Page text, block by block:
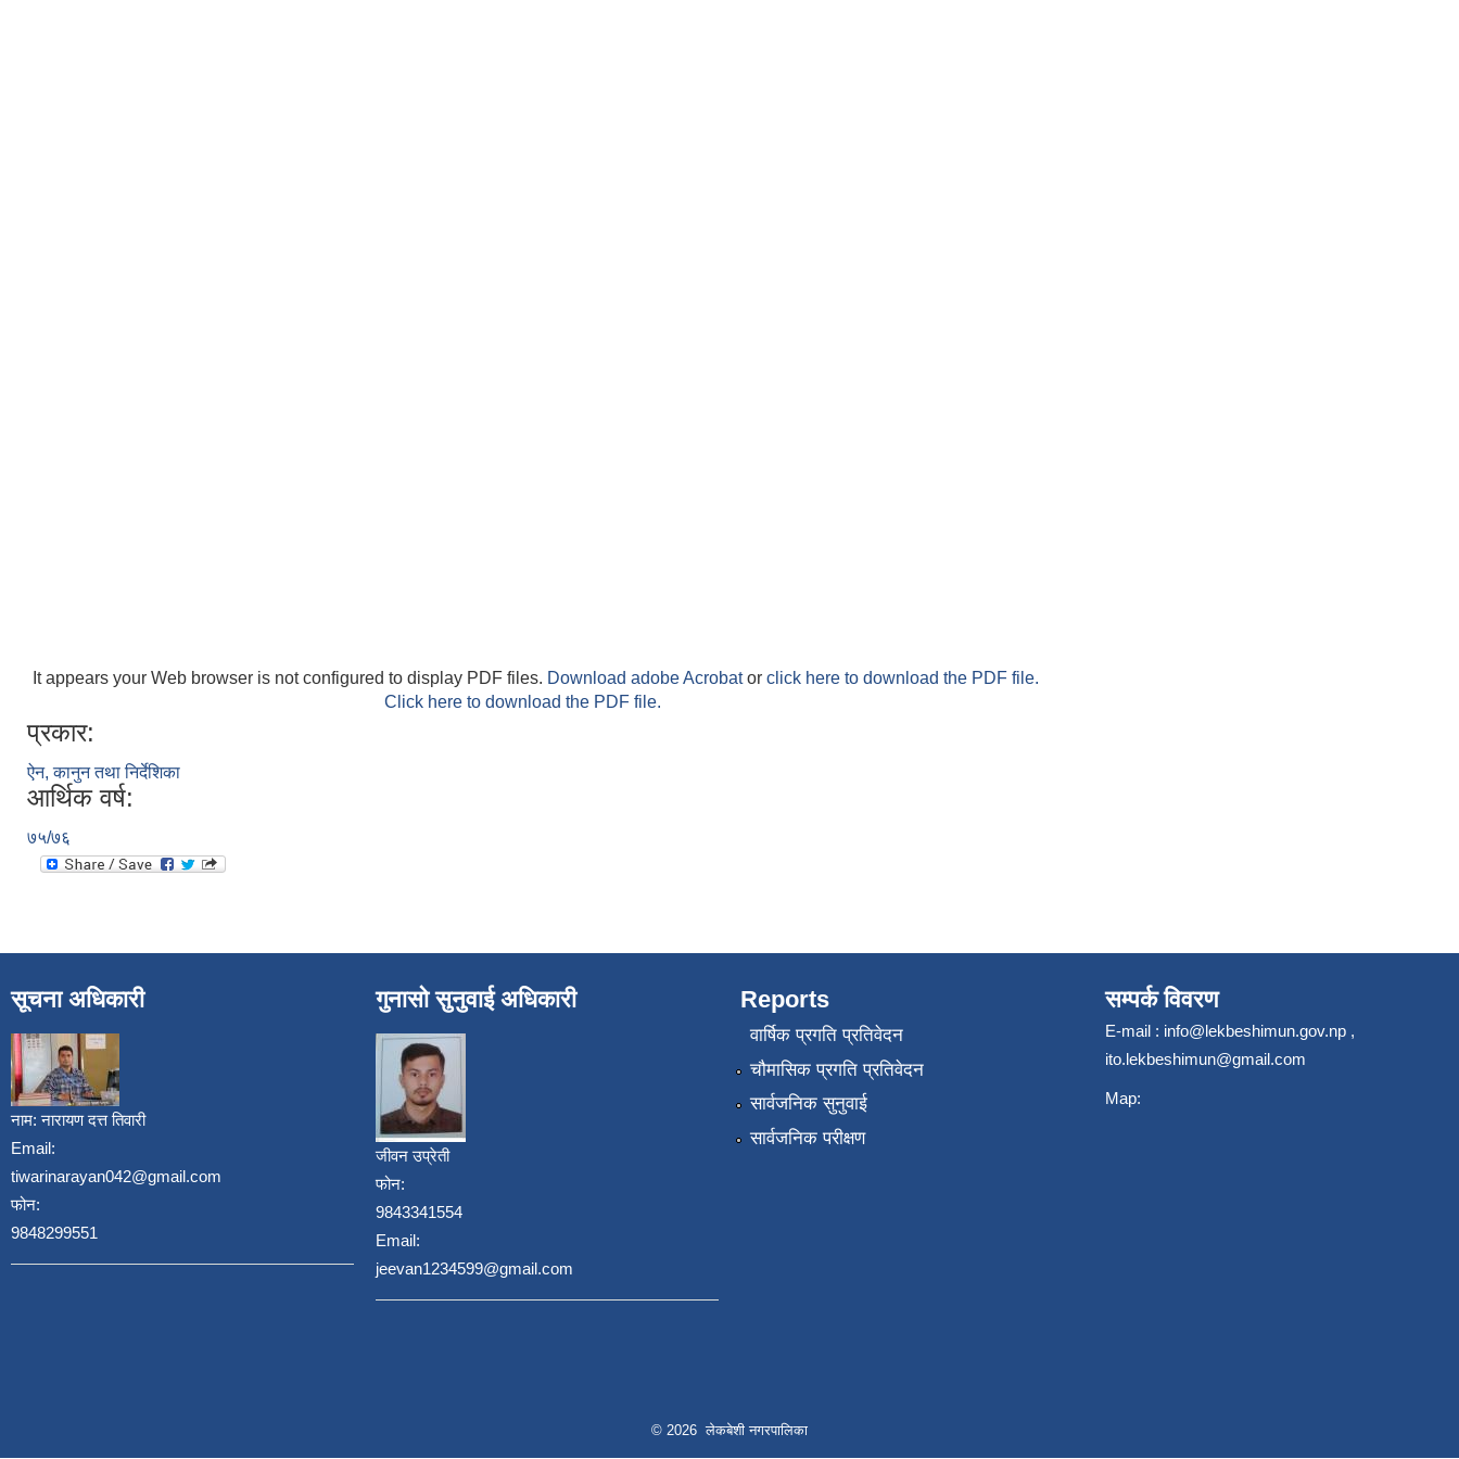
It appears your Web browser is not configured to display PDF files. Download adobe Acrobator click here to download the PDF file.
Click here to download the PDF file.
प्रकार:
ऐन, कानुन तथा निर्देशिका
आर्थिक वर्ष:
७५/७६
सूचना अधिकारी
नाम:नारायण दत्त तिवारी
Email:
tiwarinarayan042@gmail.com
फोन:
9848299551
गुनासो सुनुवाई अधिकारी
जीवन उप्रेती
फोन:
9843341554
Email:
jeevan1234599@gmail.com
Reports
वार्षिक प्रगति प्रतिवेदन
चौमासिक प्रगति प्रतिवेदन
सार्वजनिक सुनुवाई
सार्वजनिक परीक्षण
सम्पर्क विवरण
E-mail : info@lekbeshimun.gov.np ,
ito.lekbeshimun@gmail.com
Map:
© 2026 लेकबेशी नगरपालिका